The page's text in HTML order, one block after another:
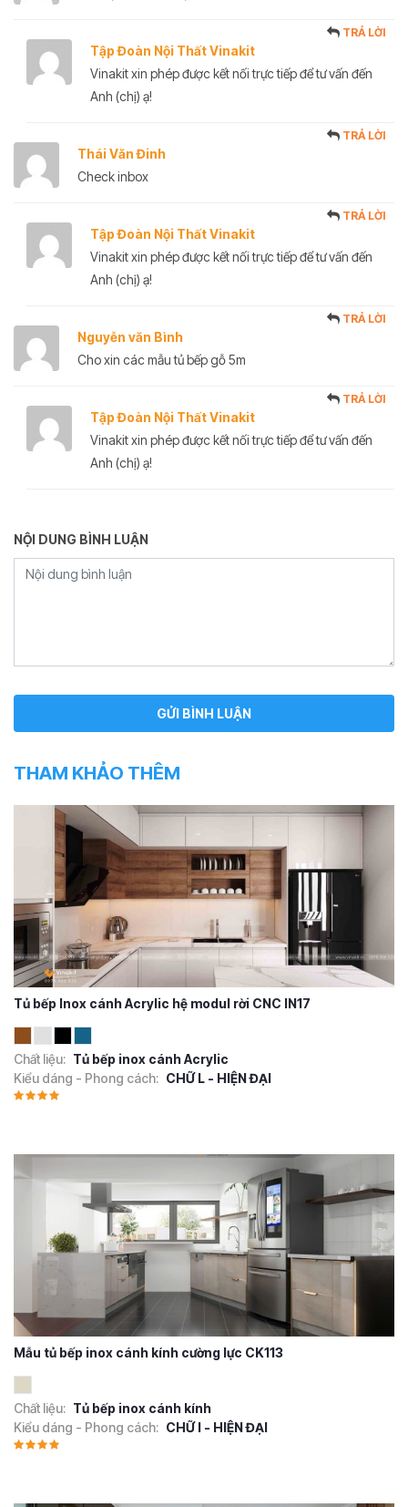
Tập Đoàn Nội Thất Vinakit
TRẢ LỜI
Vinakit xin phép được kết nối trực tiếp để tư vấn đến
Anh (chị) ạ!
Thái Văn Đinh
TRẢ LỜI
Check inbox
Tập Đoàn Nội Thất Vinakit
TRẢ LỜI
Vinakit xin phép được kết nối trực tiếp để tư vấn đến
Anh (chị) ạ!
Nguyễn văn Bình
TRẢ LỜI
Cho xin các mẫu tủ bếp gỗ 5m
Tập Đoàn Nội Thất Vinakit
TRẢ LỜI
Vinakit xin phép được kết nối trực tiếp để tư vấn đến
Anh (chị) ạ!
NỘI DUNG BÌNH LUẬN
THAM KHẢO THÊM
Tủ bếp Inox cánh Acrylic hệ modul rời CNC IN17
Chất liệu: Tủ bếp inox cánh Acrylic
Kiểu dáng - Phong cách: CHỮ L - HIỆN ĐẠI
Mẫu tủ bếp inox cánh kính cường lực CK113
Chất liệu: Tủ bếp inox cánh kính
Kiểu dáng - Phong cách: CHỮ I - HIỆN ĐẠI